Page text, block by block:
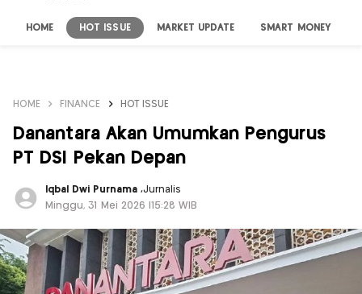
HOME HOT ISSUE MARKET UPDATE SMART MONEY
HOME FINANCE HOT ISSUE
Danantara Akan Umumkan Pengurus
PT DSI Pekan Depan
Iqbal Dwi Purnama ,Jurnalis
Minggu, 31 Mei 2026 |15:28 WIB